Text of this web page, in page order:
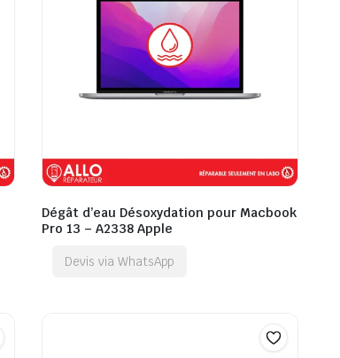
Dégât d’eau Désoxydation pour Macbook
Pro 13 – A2338 Apple
Devis via WhatsApp